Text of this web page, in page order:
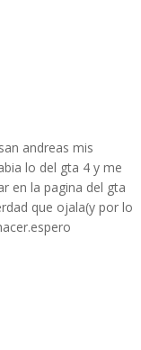
andreas mis
lo del gta 4 y me
en la pagina del gta
que ojala(y por lo